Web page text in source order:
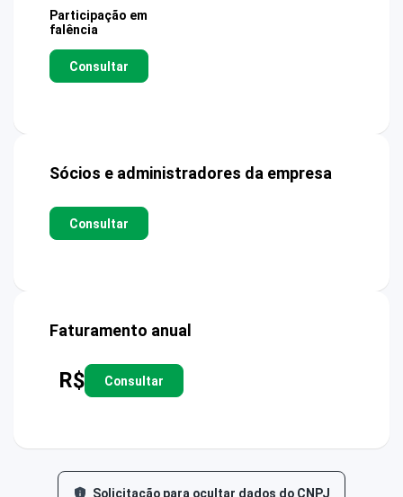
Participação em
falência
Consultar
Sócios e administradores da empresa
Consultar
Faturamento anual
R$ Consultar
Solicitação para ocultar dados do CNPJ